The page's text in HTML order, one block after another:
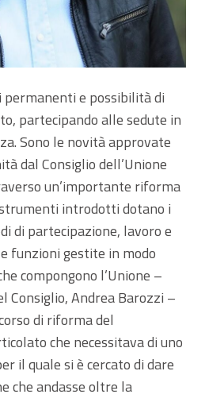
permanenti e possibilità di
partecipando alle sedute in
Sono le novità approvate
dal Consiglio dell’Unione
un’importante riforma
introdotti dotano i
di partecipazione, lavoro e
funzioni gestite in modo
compongono l’Unione –
Consiglio, Andrea Barozzi –
di riforma del
che necessitava di uno
il quale si è cercato di dare
che andasse oltre la